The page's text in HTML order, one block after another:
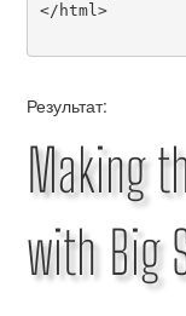
</html>
Результат:
Making
with Big